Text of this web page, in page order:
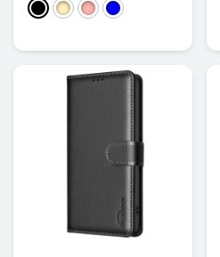
Schwarz
GoldenRoségold
Blau